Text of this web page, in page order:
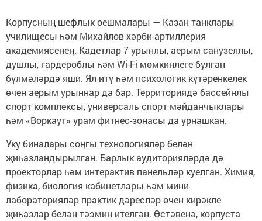
Корпусның шефлык оешмалары — Казан танклары
училищесы һәм Михайлов хәрби-артиллерия
академиясенең. Кадетлар 7 урынлы, аерым санузеллы,
душлы, гардероблы һәм Wi-Fi мөмкинлеге булган
бүлмәләрдә яши. Ял итү һәм психологик күтәренкелек
өчен аерым урыннар да бар. Территориядә бассейнлы
спорт комплексы, универсаль спорт мәйданчыклары
һәм «Воркаут» урам фитнес-зонасы да урнашкан.
Уку биналары соңгы технологияләр белән
җиһазландырылган. Барлык аудиторияләрдә дә
проекторлар һәм интерактив панельләр куелган. Химия,
физика, биология кабинетлары һәм мини-
лабораторияләр практик дәресләр өчен кирәкле
җиһазлар белән тәэмин ителгән. Өстәвенә, корпуста